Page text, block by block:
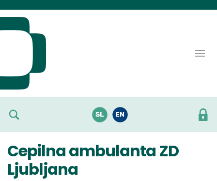
SL EN
Cepilna ambulanta ZD
Ljubljana